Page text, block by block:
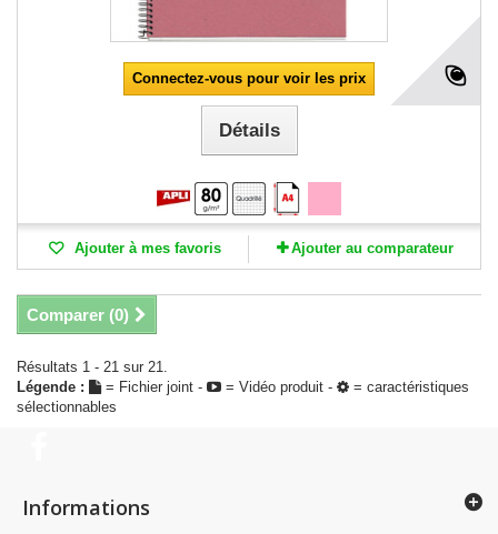
Connectez-vous pour voir les prix
Détails
Ajouter à mes favoris Ajouter au comparateur
Comparer (0)
Résultats 1 - 21 sur 21.
Légende :
= Fichier joint - = Vidéo produit -
= caractéristiques
sélectionnables
Informations